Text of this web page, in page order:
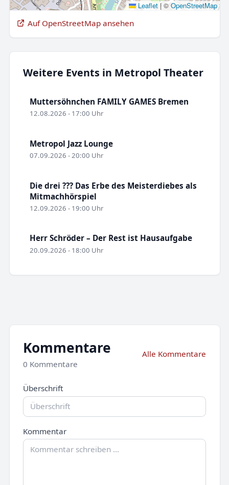
Leaflet |©OpenStreetMap
Auf OpenStreetMap ansehen
Weitere Events in Metropol Theater
Muttersöhnchen FAMILY GAMES Bremen
12.08.2026 - 17:00 Uhr
Metropol Jazz Lounge
07.09.2026 - 20:00 Uhr
Die drei ??? Das Erbe des Meisterdiebes als
Mitmachhörspiel
12.09.2026 - 19:00 Uhr
Herr Schröder – Der Rest ist Hausaufgabe
20.09.2026 - 18:00 Uhr
Kommentare
0 Kommentare
Alle Kommentare
Überschrift
Kommentar